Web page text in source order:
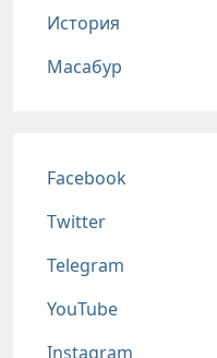
История
Масабур
Соц сети
Facebook
Twitter
Telegram
YouTube
Instagram